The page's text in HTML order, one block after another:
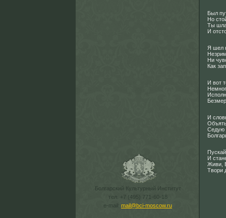
Болгарский Культурный Институт
тел. +7 (495) 771-60-18
e-mail: mail@bci-moscow.ru
Был
Но
Ты
И
Я шел
Ни
Как
И вот
И
Седую
И
Живи,
Твори